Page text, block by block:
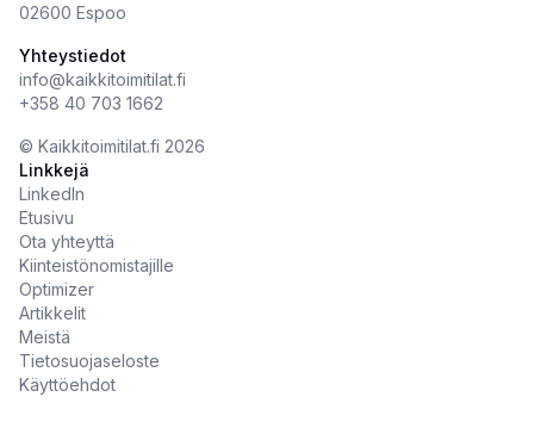
02600 Espoo
Yhteystiedot
info@kaikkitoimitilat.fi
+358 40 703 1662
©️ Kaikkitoimitilat.fi 2026
Linkkejä
LinkedIn
Etusivu
Ota yhteyttä
Kiinteistönomistajille
Optimizer
Artikkelit
Meistä
Tietosuojaseloste
Käyttöehdot